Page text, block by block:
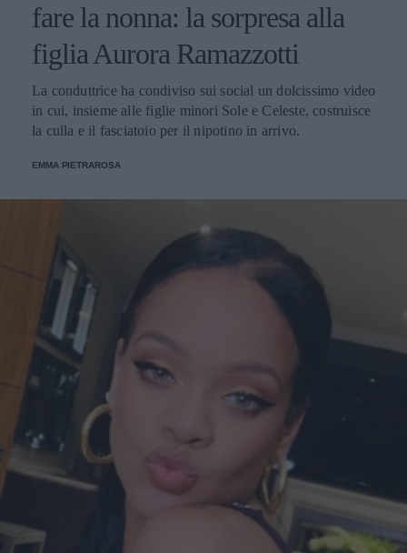
fare la nonna: la sorpresa alla
figlia Aurora Ramazzotti
La conduttrice ha condiviso sui social un dolcissimo video
in cui, insieme alle figlie minori Sole e Celeste, costruisce
la culla e il fasciatoio per il nipotino in arrivo.
EMMA PIETRAROSA